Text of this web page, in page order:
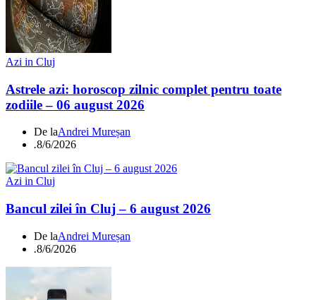
Azi in Cluj
Astrele azi: horoscop zilnic complet pentru toate
zodiile – 06 august 2026
De laAndrei Mureșan
.8/6/2026
Azi in Cluj
Bancul zilei în Cluj – 6 august 2026
De laAndrei Mureșan
.8/6/2026